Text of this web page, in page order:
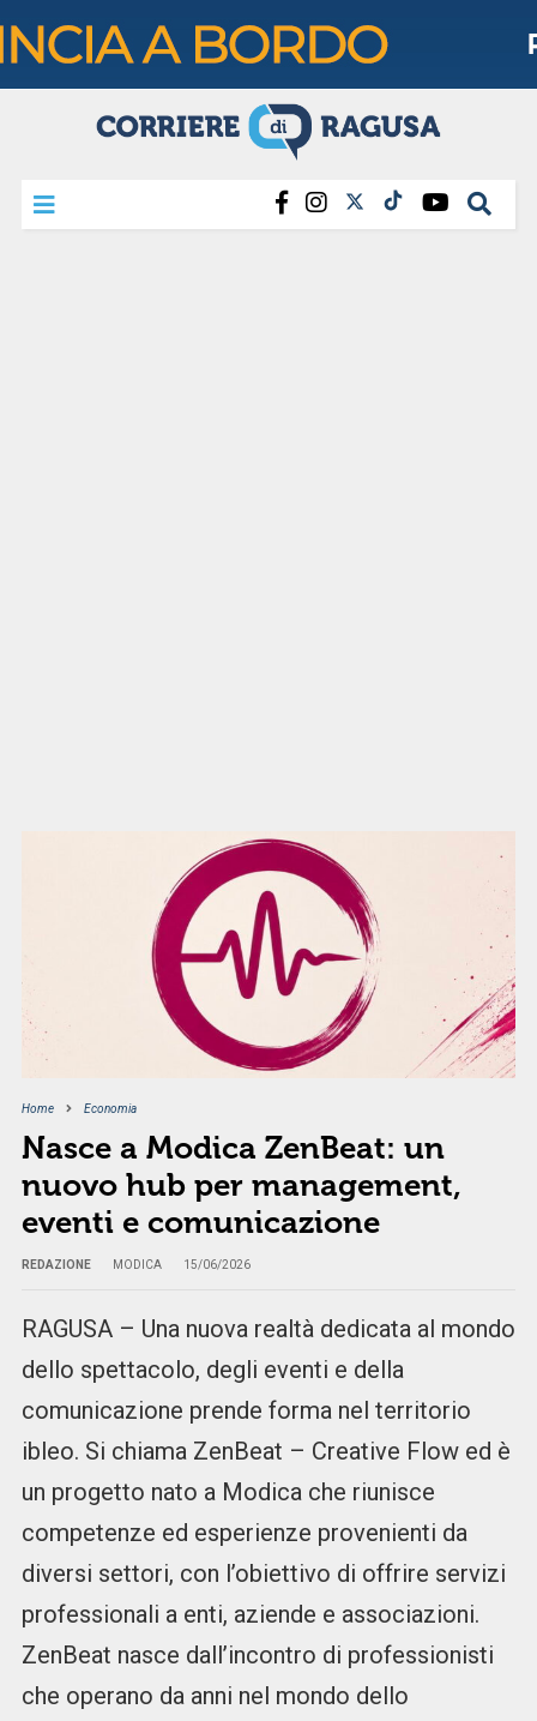
Home Economia
Nasce a Modica ZenBeat: un
nuovo hub per management,
eventi e comunicazione
REDAZIONE MODICA 15/06/2026
RAGUSA – Una nuova realtà dedicata al mondo
dello spettacolo, degli eventi e della
comunicazione prende forma nel territorio
ibleo. Si chiama ZenBeat – Creative Flow ed è
un progetto nato a Modica che riunisce
competenze ed esperienze provenienti da
diversi settori, con l’obiettivo di offrire servizi
professionali a enti, aziende e associazioni.
ZenBeat nasce dall’incontro di professionisti
che operano da anni nel mondo dello